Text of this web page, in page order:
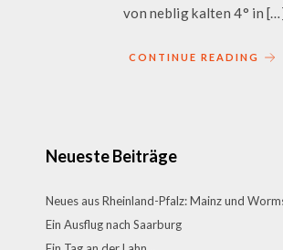
von neblig kalten 4° in
CONTINUE READING
Neueste Beiträge
Neues aus Rheinland-Pfalz: Mainz und
Ein Ausflug nach Saarburg